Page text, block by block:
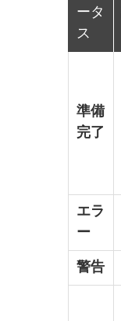
ータ
ス
準備
完了
エラ
ー
警告